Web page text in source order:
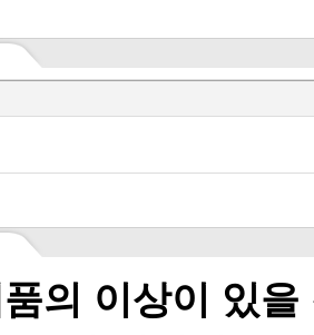
의 이상이 있을